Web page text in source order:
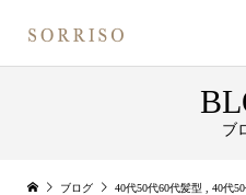
ブ
ブログ 40代50代60代髪型 40代